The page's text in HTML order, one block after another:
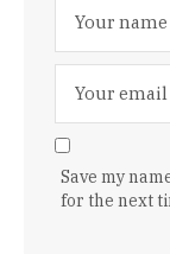
Save my
for the next